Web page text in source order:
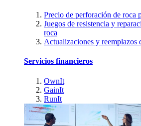
Precio de perforación de roca
Juegos de resistencia y
roca
Actualizaciones y reemplazos
Servicios financieros
OwnIt
GainIt
RunIt